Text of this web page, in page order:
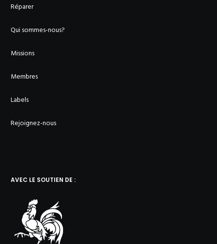
Réparer
Qui sommes-nous?
Missions
Membres
Labels
Rejoignez-nous
AVEC LE SOUTIEN DE :